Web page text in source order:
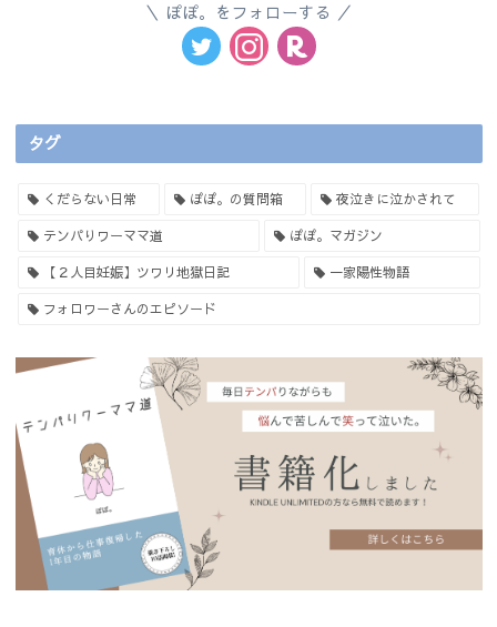
ぽぽ。をフォローする
タグ
くだらない日常 ぽぽ。の質問箱 夜泣きに泣かされて
テンパりワーママ道 ぽぽ。マガジン
【２人目妊娠】ツワリ地獄日記 一家陽性物語
フォロワーさんのエピソード